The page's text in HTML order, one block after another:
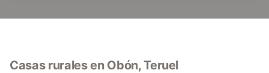
Casas rurales en Obón, Teruel